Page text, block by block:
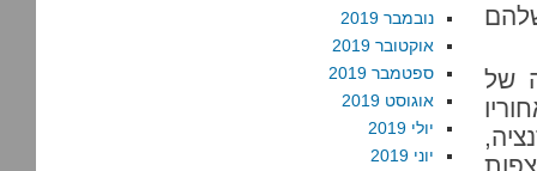
של
נובמבר 2019
אוקטובר 2019
ספטמבר 2019
אוגוסט 2019
יולי 2019
יוני 2019